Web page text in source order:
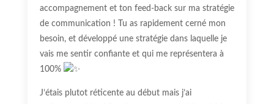
accompagnement et ton feed-back sur ma stratégie
de communication ! Tu as rapidement cerné mon
besoin, et développé une stratégie dans laquelle je
vais me sentir confiante et qui me représentera à
100%
J’étais plutot réticente au début mais j’ai